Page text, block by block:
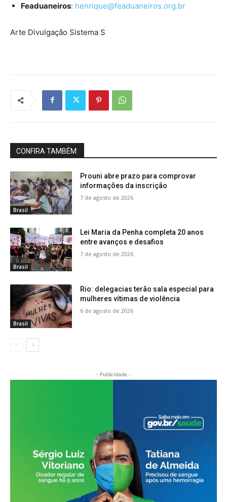
Feaduaneiros: henrique@feaduaneiros.org.br
Arte Divulgação Sistema S
CONFIRA TAMBÉM:
Brasil
Prouni abre prazo para comprovar
informações da inscrição
7 de agosto de 2026
Brasil
Lei Maria da Penha completa 20 anos
entre avanços e desafios
7 de agosto de 2026
Brasil
Rio: delegacias terão sala especial para
mulheres vítimas de violência
6 de agosto de 2026
- Publicidade -